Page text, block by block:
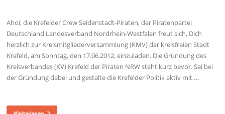
Ahoi, die Krefelder Crew Seidenstadt-Piraten, der Piratenpartei
Deutschland Landesverband Nordrhein-Westfalen freut sich, Dich
herzlich zur Kreismitgliederversammlung (KMV) der kreisfreien Stadt
Krefeld, am Sonntag, den 17.06.2012, einzuladen. Die Gründung des
Kreisverbandes (KV) Krefeld der Piraten NRW steht kurz bevor. Sei bei
der Gründung dabei und gestalte die Krefelder Politik aktiv mit….